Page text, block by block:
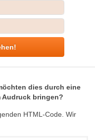
dies durch eine
Audruck bringen?
HTML-Code. Wir